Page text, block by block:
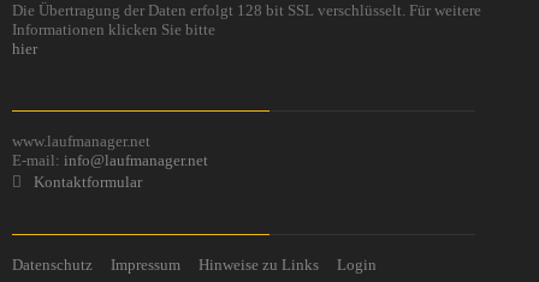
Die Übertragung der Daten erfolgt 128 bit SSL verschlüsselt. Für weitere
Informationen klicken Sie bitte
hier
www.laufmanager.net
E-mail: info@laufmanager.net
Kontaktformular
Datenschutz Impressum Hinweise zu Links Login